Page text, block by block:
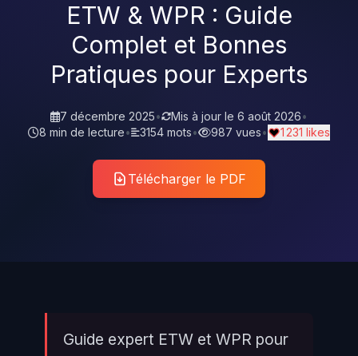
ETW & WPR : Guide
Complet et Bonnes
Pratiques pour Experts
7 décembre 2025• Mis à jour le 6 août 2026•
8 min de lecture• 3154 mots• 987 vues• 1 231 likes
Télécharger le PDF
Guide expert ETW et WPR pour